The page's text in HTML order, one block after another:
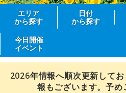
エリア
から探す
日付
から探す
今日開催
イベント
2026年情報へ順次更新して
報もございます。予め